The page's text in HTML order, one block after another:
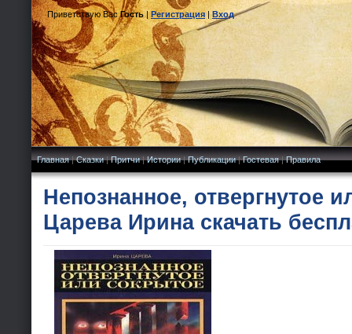
Приветствую Вас Гость|Регистрация|Вход
Главная|Сказки|Притчи|Истории|Публикации|Гостевая|Правила
Непознанное, отвергнутое
Царева Ирина скачать